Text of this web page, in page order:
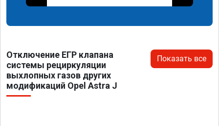
Отключение ЕГР клапана
системы рециркуляции
выхлопных газов других
модификаций Opel Astra J
Показать все